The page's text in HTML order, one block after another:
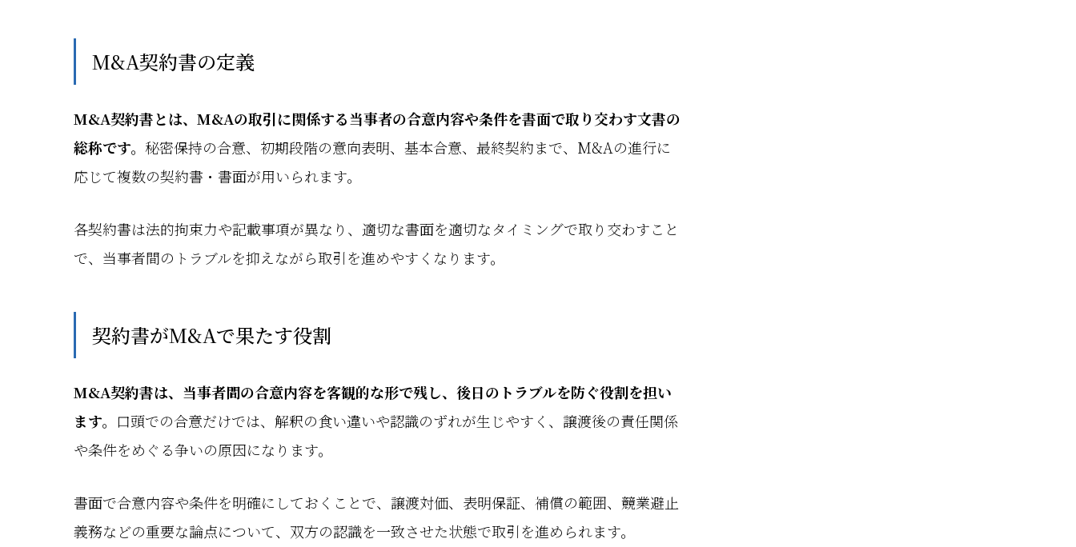
M&A契約書の定義
M&A契約書とは、M&Aの取引に関係する当事者の合意内容や条件を書面で取り交わす文書の
総称です。 秘密保持の合意、初期段階の意向表明、基本合意、最終契約まで、M&Aの進行に
応じて複数の契約書・書面が用いられます。
各契約書は法的拘束力や記載事項が異なり、適切な書面を適切なタイミングで取り交わすこと
で、当事者間のトラブルを抑えながら取引を進めやすくなります。
契約書がM&Aで果たす役割
M&A契約書は、当事者間の合意内容を客観的な形で残し、後日のトラブルを防ぐ役割を担い
ます。 口頭での合意だけでは、解釈の食い違いや認識のずれが生じやすく、譲渡後の責任関係
や条件をめぐる争いの原因になります。
書面で合意内容や条件を明確にしておくことで、譲渡対価、表明保証、補償の範囲、競業避止
義務などの重要な論点について、双方の認識を一致させた状態で取引を進められます。